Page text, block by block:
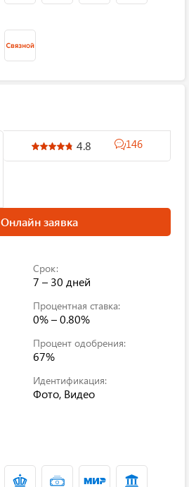
4.8 146
Онлайн заявка
Срок:
7 – 30 дней
Процентная ставка:
0% – 0.80%
Процент одобрения:
67%
Идентификация:
Фото, Видео